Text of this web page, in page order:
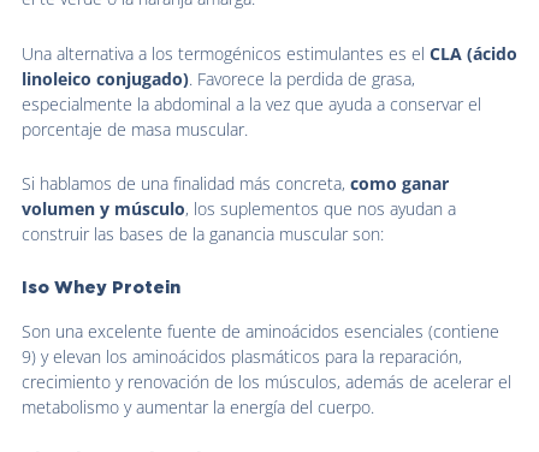
Una alternativa a los termogénicos estimulantes es el CLA (ácido
linoleico conjugado). Favorece la perdida de grasa,
especialmente la abdominal a la vez que ayuda a conservar el
porcentaje de masa muscular.
Si hablamos de una finalidad más concreta, como ganar
volumen y músculo, los suplementos que nos ayudan a
construir las bases de la ganancia muscular son:
Iso Whey Protein
Son una excelente fuente de aminoácidos esenciales (contiene
9) y elevan los aminoácidos plasmáticos para la reparación,
crecimiento y renovación de los músculos, además de acelerar el
metabolismo y aumentar la energía del cuerpo.